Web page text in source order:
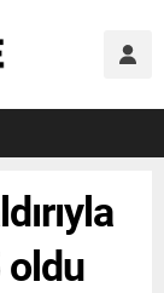
oldu